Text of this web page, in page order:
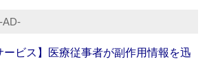
‐AD‐
ービス】医療従事者が副作用情報を迅